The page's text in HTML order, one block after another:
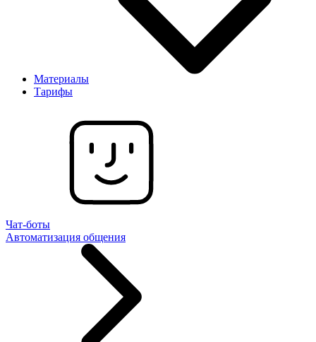
Материалы
Тарифы
Чат-боты
Автоматизация общения